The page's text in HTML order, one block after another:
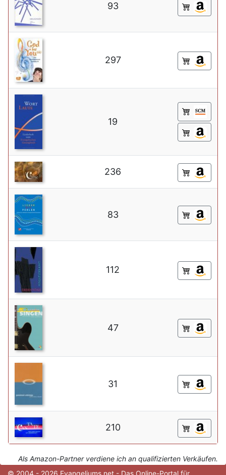
93
297
19
236
83
112
47
31
210
Als Amazon-Partner verdiene ich an qualifizierten Verkäufen.
© 2004 - 2026 Evangeliums.net - Das Online-Portal für